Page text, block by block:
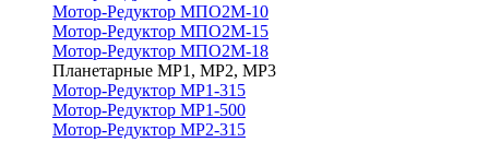
Мотор-Редуктор МПО2М-10
Мотор-Редуктор МПО2М-15
Мотор-Редуктор МПО2М-18
Планетарные МР1, МР2, МР3
Мотор-Редуктор МР1-315
Мотор-Редуктор МР1-500
Мотор-Редуктор МР2-315